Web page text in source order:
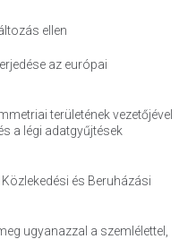
ellen
az európai
területének vezetőjével
a légi adatgyűjtések
és Beruházási
ugyanazzal a szemlélettel,